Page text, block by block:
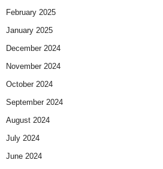
February 2025
January 2025
December 2024
November 2024
October 2024
September 2024
August 2024
July 2024
June 2024